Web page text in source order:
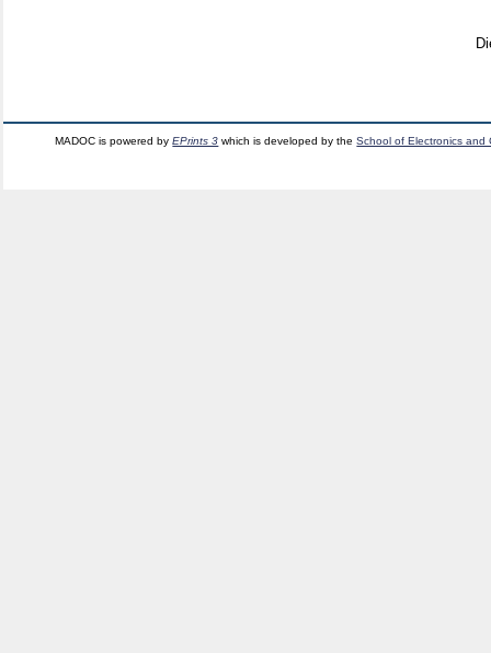
MADOC is powered byEPrints 3 which is developed by theSchool of Electronics and